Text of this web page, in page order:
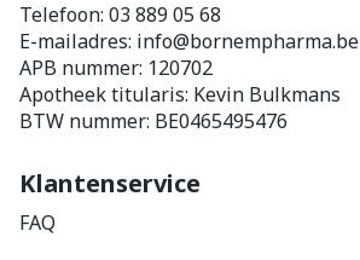
Telefoon: 03 889 05 68
E-mailadres: info@bornempharma.be
APB nummer: 120702
Apotheek titularis: Kevin Bulkmans
BTW nummer: BE0465495476
Klantenservice
FAQ